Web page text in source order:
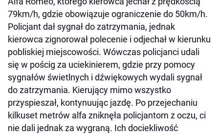
79km/h, gdzie obowiązuje ograniczenie do 50km/h.
Policjant dał sygnał do zatrzymania, jednak
kierowca zignorował polecenie i odjechał w kierunku
pobliskiej miejscowości. Wówczas policjanci udali
się w pościg za uciekinierem, gdzie przy pomocy
sygnałów świetlnych i dźwiękowych wydali sygnał
do zatrzymania. Kierujący mimo wszystko
przyspieszał, kontynuując jazdę. Po przejechaniu
kilkuset metrów alfa zniknęła policjantom z oczu, ci
nie dali jednak za wygraną. Ich dociekliwość